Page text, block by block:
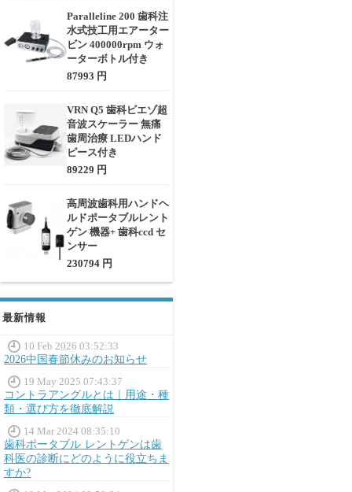
Paralleline 200 歯科注
水式技工用エアーター
ビン 400000rpm ウォ
ーターボトル付き
87993 円
VRN Q5 歯科ピエゾ超
音波スケーラー 無痛
歯周治療 LEDハンド
ピース付き
89229 円
高周波歯科用ハンドヘ
ルドポータブルレント
ゲン 機器+ 歯科ccd セ
ンサー
230794 円
最新情報
10 Feb 2026 03:52:33
2026中国春節休みのお知らせ
19 May 2025 07:43:37
コントラアングルとは｜用途・種
類・選び方を徹底解説
14 Mar 2024 08:35:10
歯科ポータブル レントゲンは歯
科医の診断にどのように役立ちま
すか?